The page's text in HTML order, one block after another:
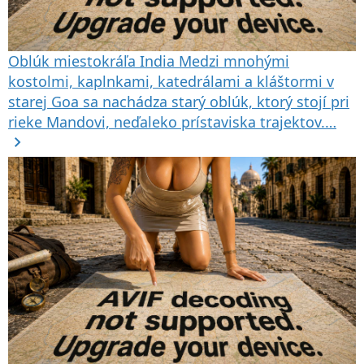
Oblúk miestokráľa India Medzi mnohými
kostolmi, kaplnkami, katedrálami a kláštormi v
starej Goa sa nachádza starý oblúk, ktorý stojí pri
rieke Mandovi, neďaleko prístaviska trajektov.…
chevron_right